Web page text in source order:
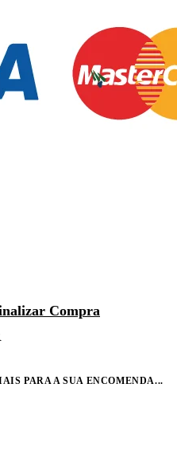
Compra
PARA A SUA ENCOMENDA...